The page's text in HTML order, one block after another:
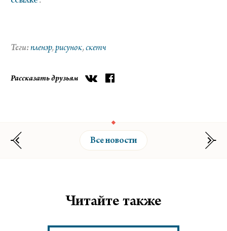
пленэр рисунок скетч
Рассказать друзьям
Все новости
Читайте также